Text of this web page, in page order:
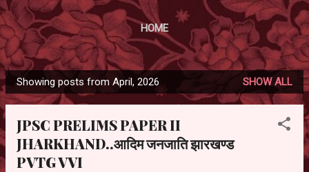
HOME
P
o
Showing posts from April, 2026 SHOW ALL
JPSC PRELIMS PAPER II
JHARKHAND..आदिम जनजाति झारखण्ड
PVTG VVI